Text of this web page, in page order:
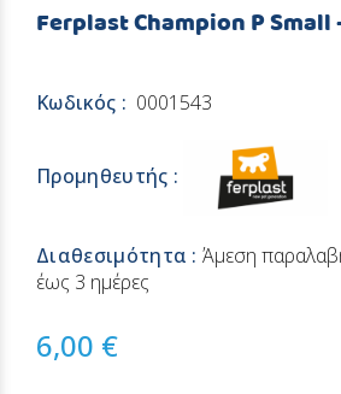
Ferplast Champion P
Κωδικός : 0001543
Προμηθευτής :
Διαθεσιμότητα :Άμεση
έως 3 ημέρες
6,00 €